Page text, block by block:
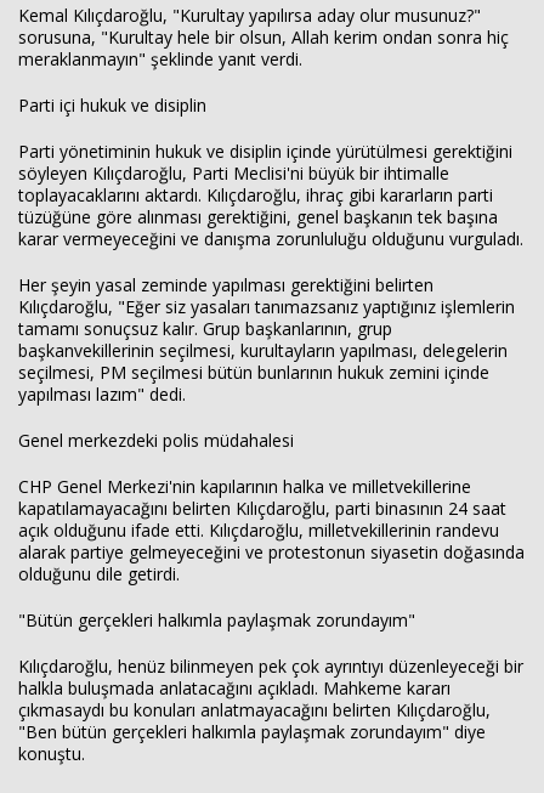
Kemal Kılıçdaroğlu, "Kurultay yapılırsa aday olur musunuz?"
sorusuna, "Kurultay hele bir olsun, Allah kerim ondan sonra hiç
meraklanmayın" şeklinde yanıt verdi.
Parti içi hukuk ve disiplin
Parti yönetiminin hukuk ve disiplin içinde yürütülmesi gerektiğini
söyleyen Kılıçdaroğlu, Parti Meclisi'ni büyük bir ihtimalle
toplayacaklarını aktardı. Kılıçdaroğlu, ihraç gibi kararların parti
tüzüğüne göre alınması gerektiğini, genel başkanın tek başına
karar vermeyeceğini ve danışma zorunluluğu olduğunu vurguladı.
Her şeyin yasal zeminde yapılması gerektiğini belirten
Kılıçdaroğlu, "Eğer siz yasaları tanımazsanız yaptığınız işlemlerin
tamamı sonuçsuz kalır. Grup başkanlarının, grup
başkanvekillerinin seçilmesi, kurultayların yapılması, delegelerin
seçilmesi, PM seçilmesi bütün bunlarının hukuk zemini içinde
yapılması lazım" dedi.
Genel merkezdeki polis müdahalesi
CHP Genel Merkezi'nin kapılarının halka ve milletvekillerine
kapatılamayacağını belirten Kılıçdaroğlu, parti binasının 24 saat
açık olduğunu ifade etti. Kılıçdaroğlu, milletvekillerinin randevu
alarak partiye gelmeyeceğini ve protestonun siyasetin doğasında
olduğunu dile getirdi.
"Bütün gerçekleri halkımla paylaşmak zorundayım"
Kılıçdaroğlu, henüz bilinmeyen pek çok ayrıntıyı düzenleyeceği bir
halkla buluşmada anlatacağını açıkladı. Mahkeme kararı
çıkmasaydı bu konuları anlatmayacağını belirten Kılıçdaroğlu,
"Ben bütün gerçekleri halkımla paylaşmak zorundayım" diye
konuştu.
Haberin Doğru Adresi.